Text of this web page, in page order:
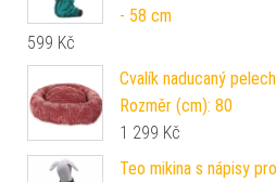
- 58 cm
599 Kč
Cvalík naducaný
Rozměr (cm): 80
1 299 Kč
Teo mikina s nápisy